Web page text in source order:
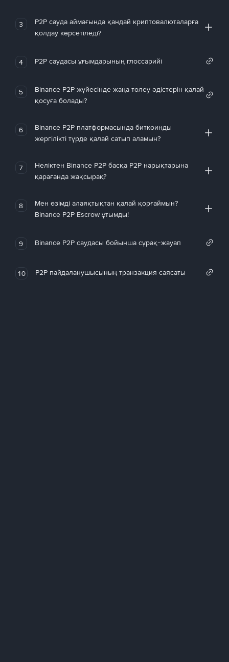
3
P2P сауда аймағында қандай криптовалюталарға
қолдау көрсетіледі?
4 P2P саудасы ұғымдарының глоссарийі
5
Binance P2P жүйесінде жаңа төлеу әдістерін қалай
қосуға болады?
6
Binance P2P платформасында биткоинды
жергілікті түрде қалай сатып аламын?
7
Неліктен Binance P2P басқа P2P нарықтарына
қарағанда жақсырақ?
8
Мен өзімді алаяқтықтан қалай қорғаймын?
Binance P2P Escrow ұтымды!
9 Binance P2P саудасы бойынша сұрақ-жауап
10 P2P пайдаланушысының транзакция саясаты